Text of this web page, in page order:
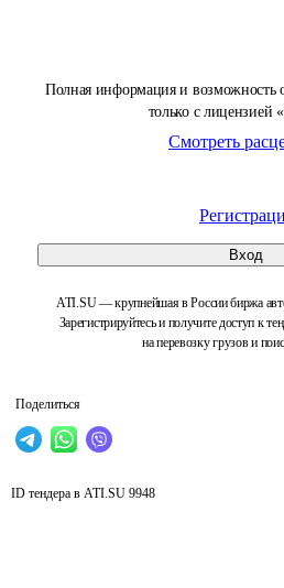
Полная информация и возможность
только с лицензией
Смотреть
Вход
ATI.SU — крупнейшая в России биржа
Зарегистрируйтесь и получите доступ к
на перевозку грузов и
Поделиться
ID тендера в ATI.SU 9948